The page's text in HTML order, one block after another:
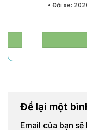
• Đời xe: 2020
Để lại một
Email của bạn